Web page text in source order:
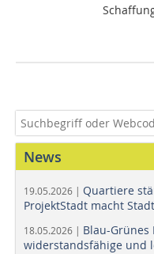
News
19.05.2026 | Quartiere
ProjektStadt macht
18.05.2026 | Blau-Grünes
widerstandsfähige und